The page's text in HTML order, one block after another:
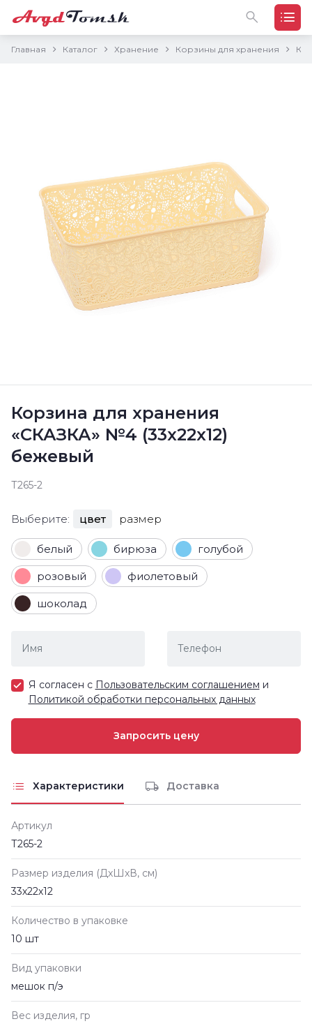
Главная Каталог Хранение Корзины для хранения
Корзина для хранения
«СКАЗКА» №4 (33х22х12)
бежевый
Т265-2
Выберите: цвет размер
белый бирюза голубой
розовый фиолетовый
шоколад
Я согласен с Пользовательским соглашением и
Политикой обработки персональных данных
Характеристики Доставка
Артикул
Т265-2
Размер изделия (ДxШxВ, см)
33х22х12
Количество в упаковке
10 шт
Вид упаковки
мешок п/э
Вес изделия, гр